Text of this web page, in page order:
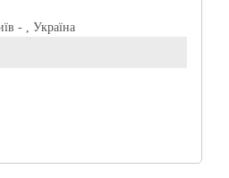
- , Україна